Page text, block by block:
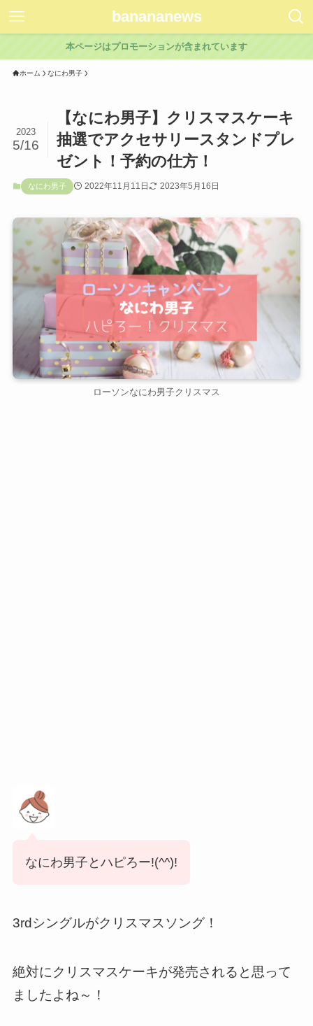
banananews
本ページはプロモーションが含まれています
ホーム なにわ男子
【なにわ男子】クリスマスケーキ
抽選でアクセサリースタンドプレ
ゼント！予約の仕方！
2023
5/16
なにわ男子 2022年11月11日 2023年5月16日
ローソンなにわ男子クリスマス
なにわ男子とハピろー!(^^)!
3rdシングルがクリスマスソング！
絶対にクリスマスケーキが発売されると思って
ましたよね～！